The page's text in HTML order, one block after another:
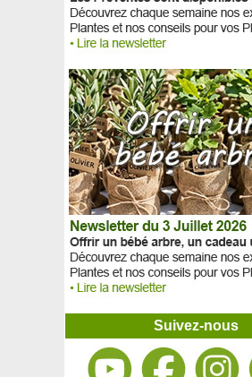
Hémérocalle jaune, Lis d’un jour
Hémérocalle orange, Lis d’un jour
Hémérocalle rose, Lis d’un jour
Heptacodium de Chine
Herbe à soie 'Bright Edge'
Herbe aux écouvillons
Herbe aux écouvillons 'Fireworks'
Herbe de la Pampa
Herbe de la Pampa rose
Herbe du Japon
Herbe du Japon 'All gold'
Herbe du Japon 'Aureola'
Herbe du Japon 'Beni kaze'
Herbe sanglante
Herbe sucrée des Aztèques, Verveine
Hêtre commun
Hêtre de Magellan, Hêtre austral
Hêtre pleureur
Hêtre pourpre
Suivez-nous